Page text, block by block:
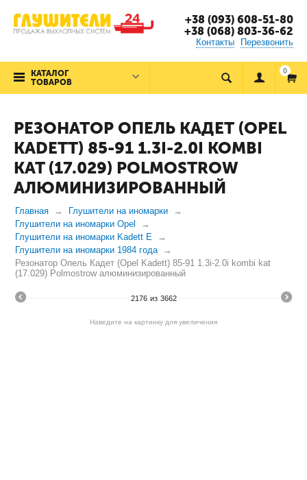
+38 (093) 608-51-80
+38 (068) 803-36-62
Контакты Перезвонить
КАТАЛОГ
ТОВАРОВ
0
РЕЗОНАТОР ОПЕЛЬ КАДЕТ (OPEL
KADETT) 85-91 1.3I-2.0I KOMBI
KAT (17.029) POLMOSTROW
АЛЮМИНИЗИРОВАННЫЙ
Главная
Глушители на иномарки
Глушители на иномарки Opel
Глушители на иномарки Kadett E
Глушители на иномарки 1984 года
Резонатор Опель Кадет (Opel Kadett) 85-91 1.3i-2.0i kombi kat
(17.029) Polmostrow алюминизированный
2176 из 3662
Наведите на картинку для увеличения